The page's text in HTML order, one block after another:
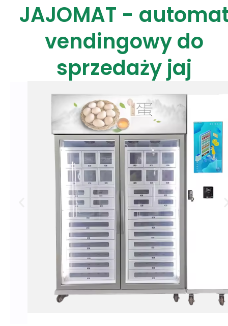
JAJOMAT -
vendingowy do
sprzedaży jaj